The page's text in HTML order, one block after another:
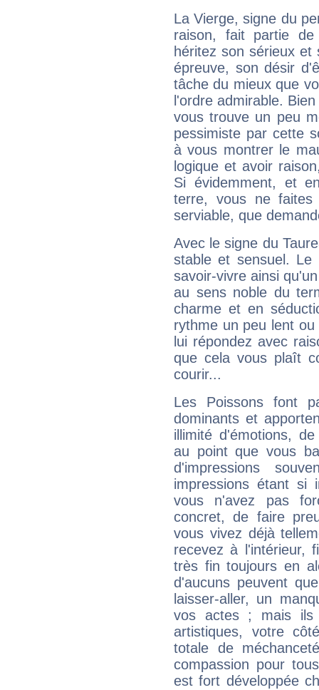
La Vierge, signe du
raison, fait partie
héritez son sérieux
épreuve, son désir
tâche du mieux que
l'ordre admirable.
vous trouve un peu
pessimiste par cette
à vous montrer le
logique et avoir
Si évidemment, et
terre, vous ne
serviable, que
Avec le signe du
stable et sensuel.
savoir-vivre ainsi
au sens noble du
charme et en
rythme un peu lent
lui répondez avec
que cela vous plaît
courir...
Les Poissons font
dominants et
illimité d'émotions,
au point que vous
d'impressions
impressions étant si
vous n'avez pas
concret, de faire
vous vivez déjà
recevez à l'intérieur,
très fin toujours en
d'aucuns peuvent
laisser-aller, un
vos actes ; mais ils
artistiques, votre
totale de
compassion pour
est fort développée